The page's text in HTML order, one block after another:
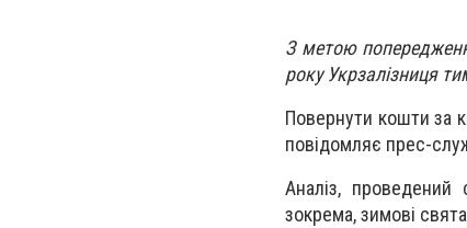
З метою
року Укрзалізниця
Повернути кошти за
повідомляє прес-
Аналіз, проведений
зокрема, зимові